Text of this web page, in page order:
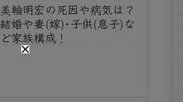
美輪明宏の死因や病気は？
結婚や妻(嫁)･子供(息子)な
ど家族構成！